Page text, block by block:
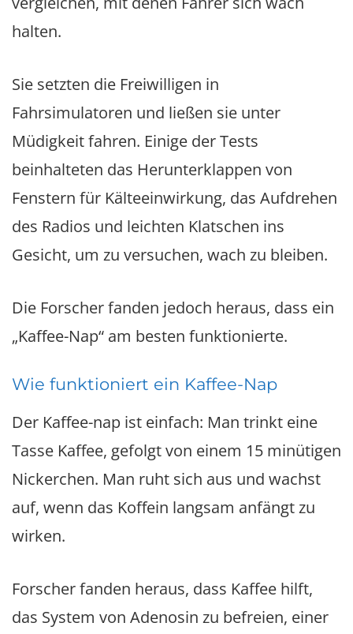
halten.
Sie setzten die Freiwilligen in
Fahrsimulatoren und ließen sie unter
Müdigkeit fahren. Einige der Tests
beinhalteten das Herunterklappen von
Fenstern für Kälteeinwirkung, das Aufdrehen
des Radios und leichten Klatschen ins
Gesicht, um zu versuchen, wach zu bleiben.
Die Forscher fanden jedoch heraus, dass ein
„Kaffee-Nap“ am besten funktionierte.
Wie funktioniert ein Kaffee-Nap
Der Kaffee-nap ist einfach: Man trinkt eine
Tasse Kaffee, gefolgt von einem 15 minütigen
Nickerchen. Man ruht sich aus und wachst
auf, wenn das Koffein langsam anfängt zu
wirken.
Forscher fanden heraus, dass Kaffee hilft,
das System von Adenosin zu befreien, einer